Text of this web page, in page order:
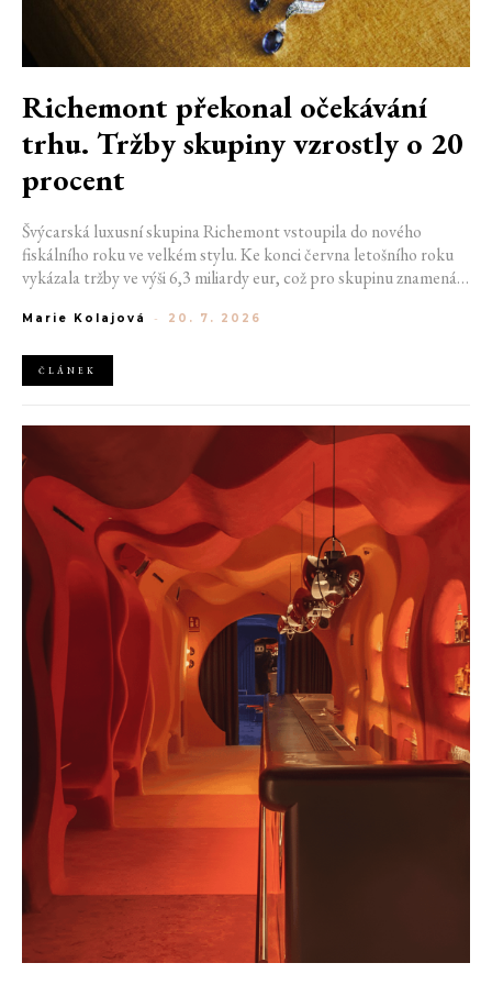
Richemont překonal očekávání
trhu. Tržby skupiny vzrostly o 20
procent
Švýcarská luxusní skupina Richemont vstoupila do nového
fiskálního roku ve velkém stylu. Ke konci června letošního roku
vykázala tržby ve výši 6,3 miliardy eur, což pro skupinu znamená
luxusním zůstává i přes přetrvávající ekonomickou nejistotu
Marie Kolajová - 20. 7. 2026
ČLÁNEK